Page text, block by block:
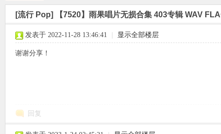
» › › ›
[流行 Pop] 【7520】雨果唱片无损合集 403专辑 WAV
发表于 2022-11-28 13:46:41 显示全部楼层
谢谢分享！
回复